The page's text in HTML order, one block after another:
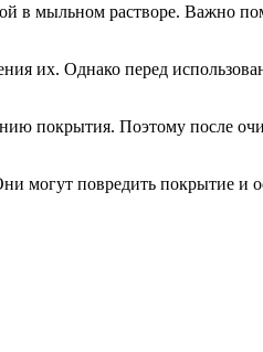
в мыльном растворе. Важно
их. Однако перед
покрытия. Поэтому после
могут повредить покрытие и